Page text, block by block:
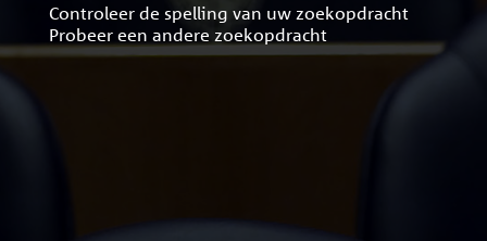
Controleer de spelling van uw zoekopdracht
Probeer een andere zoekopdracht